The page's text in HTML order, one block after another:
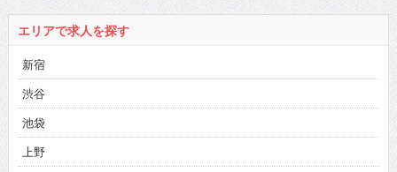
エリアで求人を探す
新宿
渋谷
池袋
上野